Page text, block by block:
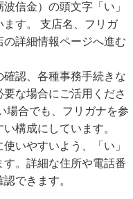
信金）の頭文字「い」
す。 支店名、フリガ
詳細情報ページへ進む
認、各種事務手続きな
な場合にご活用くださ
場合でも、フリガナを参
構成にしています。
いやすいよう、「い」
。詳細な住所や電話番
できます。